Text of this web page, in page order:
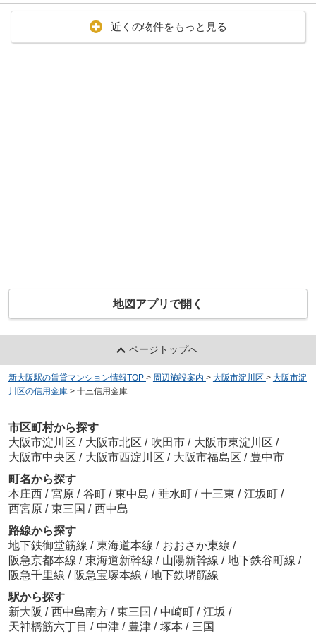
近くの物件をもっと見る
地図アプリで開く
ページトップへ
新大阪駅の賃貸マンション情報TOP > 周辺施設案内 > 大阪市淀川区 > 大阪市淀
川区の信用金庫 > 十三信用金庫
市区町村から探す
大阪市淀川区 / 大阪市北区 / 吹田市 / 大阪市東淀川区 /
大阪市中央区 / 大阪市西淀川区 / 大阪市福島区 / 豊中市
町名から探す
本庄西 / 宮原 / 谷町 / 東中島 / 垂水町 / 十三東 / 江坂町 /
西宮原 / 東三国 / 西中島
路線から探す
地下鉄御堂筋線 / 東海道本線 / おおさか東線 /
阪急京都本線 / 東海道新幹線 / 山陽新幹線 / 地下鉄谷町線 /
阪急千里線 / 阪急宝塚本線 / 地下鉄堺筋線
駅から探す
新大阪 / 西中島南方 / 東三国 / 中崎町 / 江坂 /
天神橋筋六丁目 / 中津 / 豊津 / 塚本 / 三国